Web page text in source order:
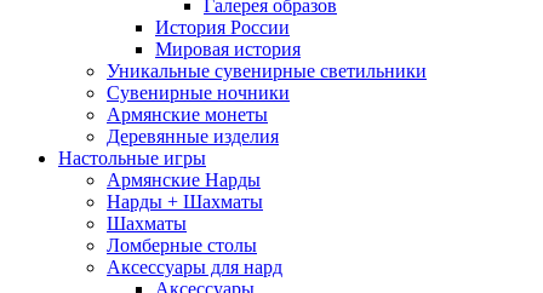
Галерея образов
История России
Мировая история
Уникальные сувенирные светильники
Сувенирные ночники
Армянские монеты
Деревянные изделия
Настольные игры
Армянские Нарды
Нарды + Шахматы
Шахматы
Ломберные столы
Аксессуары для нард
Аксессуары